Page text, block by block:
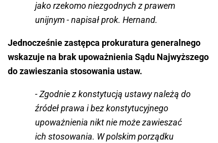
jako rzekomo niezgodnych z prawem
unijnym - napisał prok. Hernand.
Jednocześnie zastępca prokuratura generalnego
wskazuje na brak upoważnienia Sądu Najwyższego
do zawieszania stosowania ustaw.
- Zgodnie z konstytucją ustawy należą do
źródeł prawa i bez konstytucyjnego
upoważnienia nikt nie może zawieszać
ich stosowania. W polskim porządku